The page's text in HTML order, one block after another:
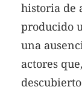
historia de
producido
una
actores